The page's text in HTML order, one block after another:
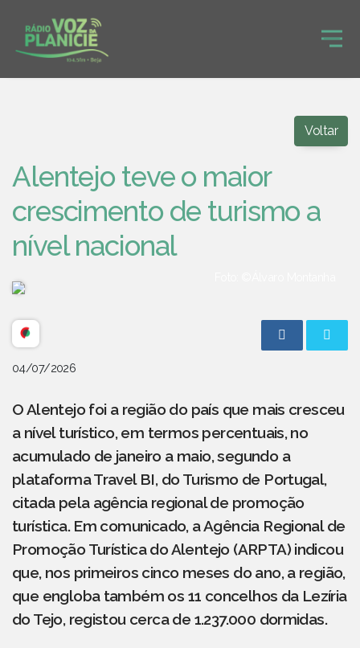
Voltar
Alentejo teve o maior
crescimento de turismo a
nível nacional
04/07/2026
O Alentejo foi a região do país que mais cresceu
a nível turístico, em termos percentuais, no
acumulado de janeiro a maio, segundo a
plataforma Travel BI, do Turismo de Portugal,
citada pela agência regional de promoção
turística. Em comunicado, a Agência Regional de
Promoção Turística do Alentejo (ARPTA) indicou
que, nos primeiros cinco meses do ano, a região,
que engloba também os 11 concelhos da Lezíria
do Tejo, registou cerca de 1.237.000 dormidas.